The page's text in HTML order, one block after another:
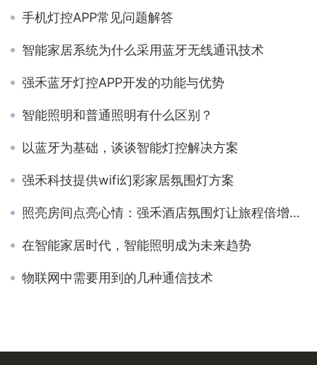
手机灯控APP常见问题解答
智能家居系统为什么采用蓝牙无线通讯技术
强禾蓝牙灯控APP开发的功能与优势
智能照明和普通照明有什么区别？
以蓝牙为基础，谈谈智能灯控解决方案
强禾科技提供wifi幻彩家居氛围灯方案
照亮房间点亮心情：强禾酒店氛围灯让旅程倍增温馨
在智能家居时代，智能照明成为未来趋势
物联网中需要用到的几种通信技术